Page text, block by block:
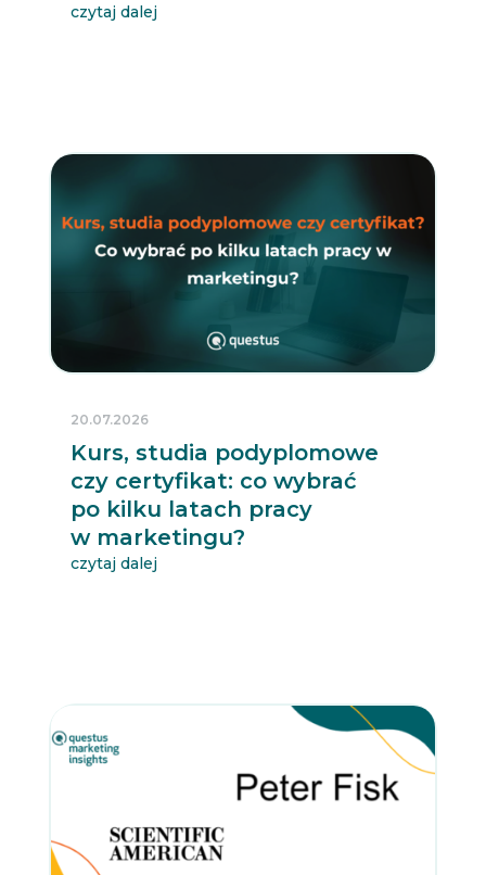
czytaj dalej
Kurs, studia podyplomowe
czy certyfikat: co wybrać
po kilku latach pracy
w marketingu?
20.07.2026
czytaj dalej